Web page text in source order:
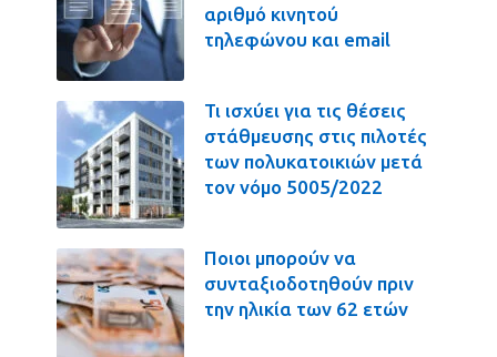
αριθμό κινητού
τηλεφώνου και email
Τι ισχύει για τις θέσεις
στάθμευσης στις πιλοτές
των πολυκατοικιών μετά
τον νόμο 5005/2022
Ποιοι μπορούν να
συνταξιοδοτηθούν πριν
την ηλικία των 62 ετών